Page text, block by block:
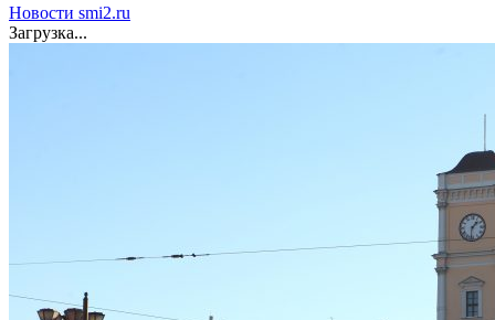
Новости smi2.ru
Загрузка...